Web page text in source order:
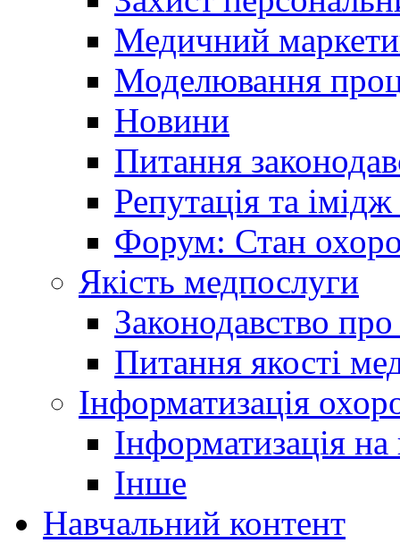
Медичний
Моделювання
Новини
Питання
Репутація та
Форум: Стан
Якість медпослуги
Законодавство
Питання якості
Інформатизація
Інформатизація
Інше
Навчальний контент